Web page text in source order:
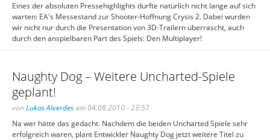
Eines der absoluten Pressehighlights durfte natürlich nicht lange auf sich
warten: EA's Messestand zur Shooter-Hoffnung Crysis 2. Dabei wurden
wir nicht nur durch die Presentation von 3D-Trailern überrascht, auch
durch den anspielbaren Part des Spiels: Den Multiplayer!
Naughty Dog – Weitere Uncharted-Spiele
geplant!
von Lukas Alverdesam 04.08.2010 - 23:57
Na wer hätte das gedacht. Nachdem die beiden Uncharted Spiele sehr
erfolgreich waren, plant Entwickler Naughty Dog jetzt weitere Titel zu